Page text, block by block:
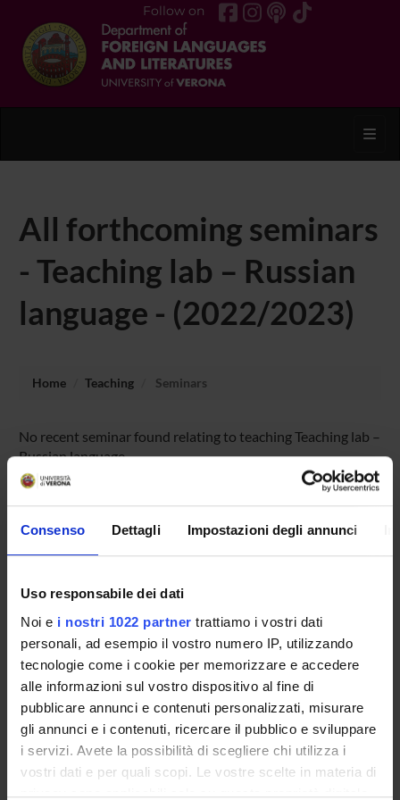
Consenso Dettagli Impostazioni degli annunci
Uso responsabile dei dati
Noi e i nostri 1022 partner trattiamo i vostri dati
personali, ad esempio il vostro numero IP, utilizzando
tecnologie come i cookie per memorizzare e accedere
alle informazioni sul vostro dispositivo al fine di
pubblicare annunci e contenuti personalizzati, misurare
gli annunci e i contenuti, ricercare il pubblico e sviluppare
i servizi. Avete la possibilità di scegliere chi utilizza i
vostri dati e per quali scopi. Le vostre scelte in materia di
privacy sono applicabili solo su questa proprietà digitale
Follow on
All forthcoming seminars
- Teaching lab – Russian
language - (2022/2023)
Home Teaching Seminars
No recent seminar found relating to teaching Teaching lab –
Russian language.
STUDYING
PHD PROGRAMMES AND POSTGRADUATE
COURSES
Contacts
People
Places
Calendar